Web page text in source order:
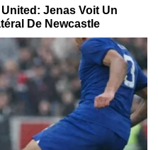
Jenas Voit Un
De Newcastle